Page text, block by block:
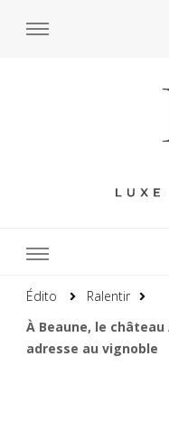
Édito
Ralentir
À Beaune, le
adresse au vignoble